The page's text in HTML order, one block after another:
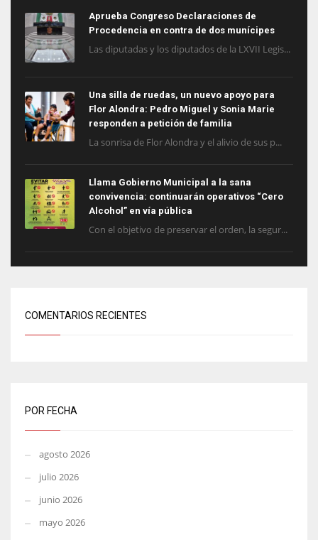
Aprueba Congreso Declaraciones de
Procedencia en contra de dos munícipes
Las diputadas y los diputados de la LXVII Legis...
Una silla de ruedas, un nuevo apoyo para
Flor Alondra: Pedro Miguel y Sonia Marie
responden a petición de familia
La sonrisa de Flor Alondra y el alivio de sus p...
Llama Gobierno Municipal a la sana
convivencia: continuarán operativos “Cero
Alcohol” en vía pública
Con el objetivo de preservar el orden, la segur...
COMENTARIOS RECIENTES
POR FECHA
agosto 2026
julio 2026
junio 2026
mayo 2026